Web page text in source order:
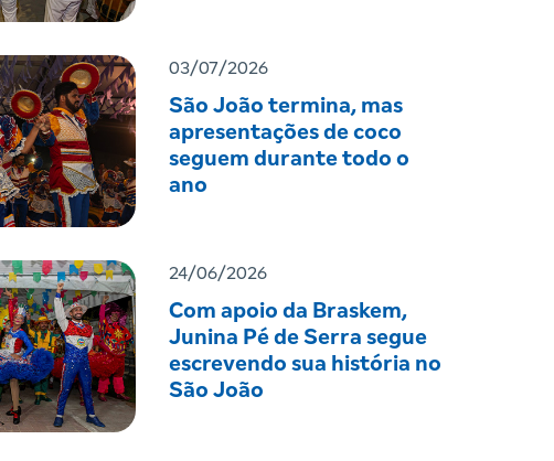
03/07/2026
São João termina, mas
apresentações de coco
seguem durante todo o
ano
24/06/2026
Com apoio da Braskem,
Junina Pé de Serra segue
escrevendo sua história no
São João